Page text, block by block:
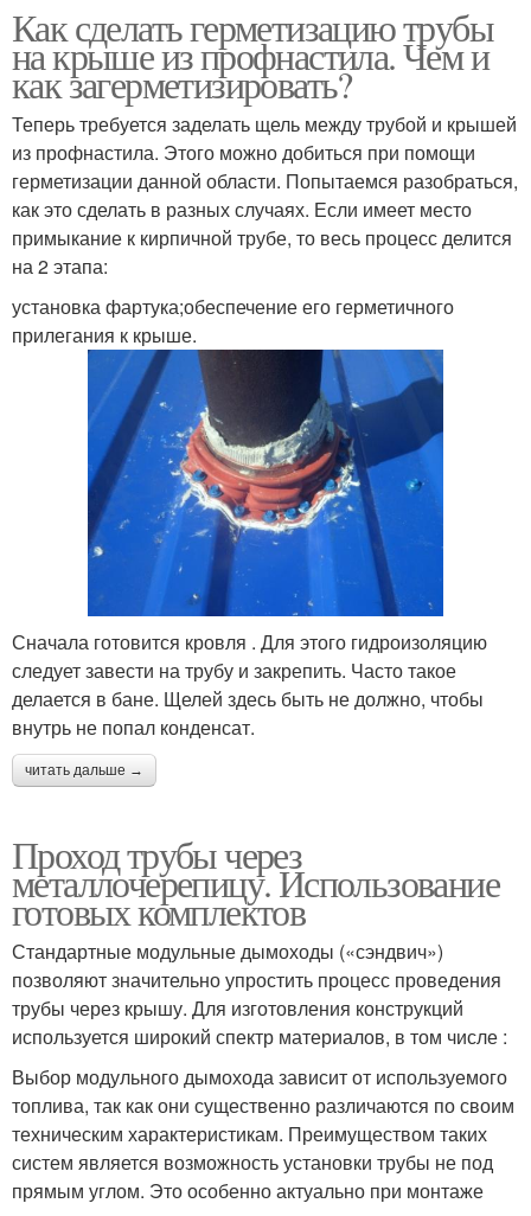
Как сделать герметизацию трубы
на крыше из профнастила. Чем и
как загерметизировать?
Теперь требуется заделать щель между трубой и крышей
из профнастила. Этого можно добиться при помощи
герметизации данной области. Попытаемся разобраться,
как это сделать в разных случаях. Если имеет место
примыкание к кирпичной трубе, то весь процесс делится
на 2 этапа:
установка фартука;обеспечение его герметичного
прилегания к крыше.
Сначала готовится кровля . Для этого гидроизоляцию
следует завести на трубу и закрепить. Часто такое
делается в бане. Щелей здесь быть не должно, чтобы
внутрь не попал конденсат.
читать дальше →
Проход трубы через
металлочерепицу. Использование
готовых комплектов
Стандартные модульные дымоходы («сэндвич»)
позволяют значительно упростить процесс проведения
трубы через крышу. Для изготовления конструкций
используется широкий спектр материалов, в том числе :
Выбор модульного дымохода зависит от используемого
топлива, так как они существенно различаются по своим
техническим характеристикам. Преимуществом таких
систем является возможность установки трубы не под
прямым углом. Это особенно актуально при монтаже